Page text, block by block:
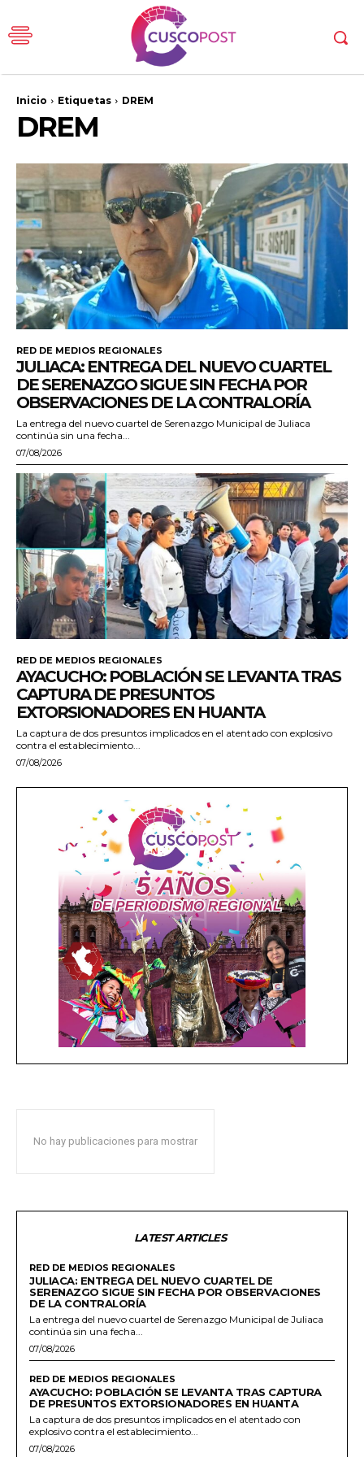
Inicio Etiquetas DREM
DREM
RED DE MEDIOS REGIONALES
JULIACA: ENTREGA DEL NUEVO CUARTEL
DE SERENAZGO SIGUE SIN FECHA POR
OBSERVACIONES DE LA CONTRALORÍA
La entrega del nuevo cuartel de Serenazgo Municipal de Juliaca
continúa sin una fecha...
07/08/2026
RED DE MEDIOS REGIONALES
AYACUCHO: POBLACIÓN SE LEVANTA TRAS
CAPTURA DE PRESUNTOS
EXTORSIONADORES EN HUANTA
La captura de dos presuntos implicados en el atentado con explosivo
contra el establecimiento...
07/08/2026
No hay publicaciones para mostrar
LATEST ARTICLES
RED DE MEDIOS REGIONALES
JULIACA: ENTREGA DEL NUEVO CUARTEL DE
SERENAZGO SIGUE SIN FECHA POR OBSERVACIONES
DE LA CONTRALORÍA
La entrega del nuevo cuartel de Serenazgo Municipal de Juliaca
continúa sin una fecha...
07/08/2026
RED DE MEDIOS REGIONALES
AYACUCHO: POBLACIÓN SE LEVANTA TRAS CAPTURA
DE PRESUNTOS EXTORSIONADORES EN HUANTA
La captura de dos presuntos implicados en el atentado con
explosivo contra el establecimiento...
07/08/2026